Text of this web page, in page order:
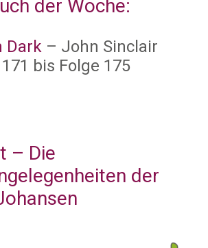
der Woche:
Dark – John Sinclair
bis Folge 175
– Die
der